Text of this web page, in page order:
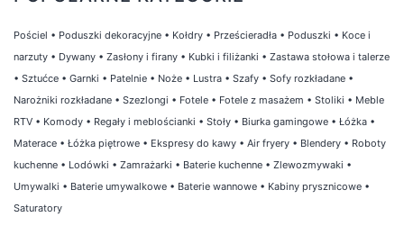
Pościel • Poduszki dekoracyjne • Kołdry • Prześcieradła • Poduszki • Koce i
narzuty • Dywany • Zasłony i firany • Kubki i filiżanki • Zastawa stołowa i talerze
• Sztućce • Garnki • Patelnie • Noże • Lustra • Szafy • Sofy rozkładane •
Narożniki rozkładane • Szezlongi • Fotele • Fotele z masażem • Stoliki • Meble
RTV • Komody • Regały i meblościanki • Stoły • Biurka gamingowe • Łóżka •
Materace • Łóżka piętrowe • Ekspresy do kawy • Air fryery • Blendery • Roboty
kuchenne • Lodówki • Zamrażarki • Baterie kuchenne • Zlewozmywaki •
Umywalki • Baterie umywalkowe • Baterie wannowe • Kabiny prysznicowe •
Saturatory